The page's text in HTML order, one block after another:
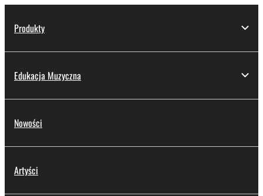
Produkty
Edukacja Muzyczna
Nowości
Artyści